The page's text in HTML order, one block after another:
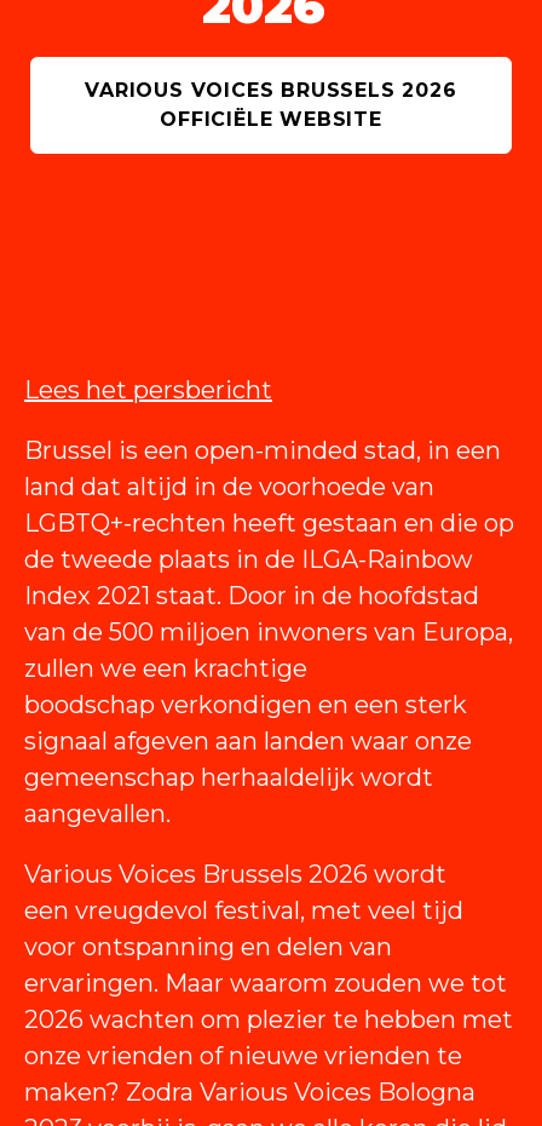
VARIOUS VOICES BRUSSELS 2026
OFFICIËLE WEBSITE
Lees het persbericht
Brussel is een open-minded stad, in een
land dat altijd in de voorhoede van
LGBTQ+-rechten heeft gestaan en die op
de tweede plaats in de ILGA-Rainbow
Index 2021 staat. Door in de hoofdstad
van de 500 miljoen inwoners van Europa,
zullen we een krachtige
boodschap verkondigen en een sterk
signaal afgeven aan landen waar onze
gemeenschap herhaaldelijk wordt
aangevallen.
Various Voices Brussels 2026 wordt
een vreugdevol festival, met veel tijd
voor ontspanning en delen van
ervaringen. Maar waarom zouden we tot
2026 wachten om plezier te hebben met
onze vrienden of nieuwe vrienden te
maken? Zodra Various Voices Bologna